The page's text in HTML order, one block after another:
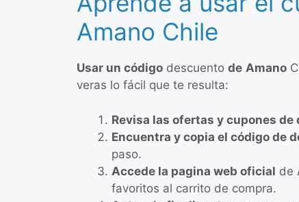
Amano Chile
Usar un código descuento de Amano
veras lo fácil que te resulta:
Revisa las ofertas y cupones de
Encuentra y copia el código de
paso.
Accede la pagina web oficial de
favoritos al carrito de compra.